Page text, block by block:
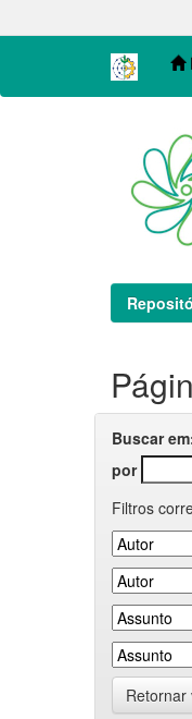
navigation
Buscar
por
Filtros
Retornar